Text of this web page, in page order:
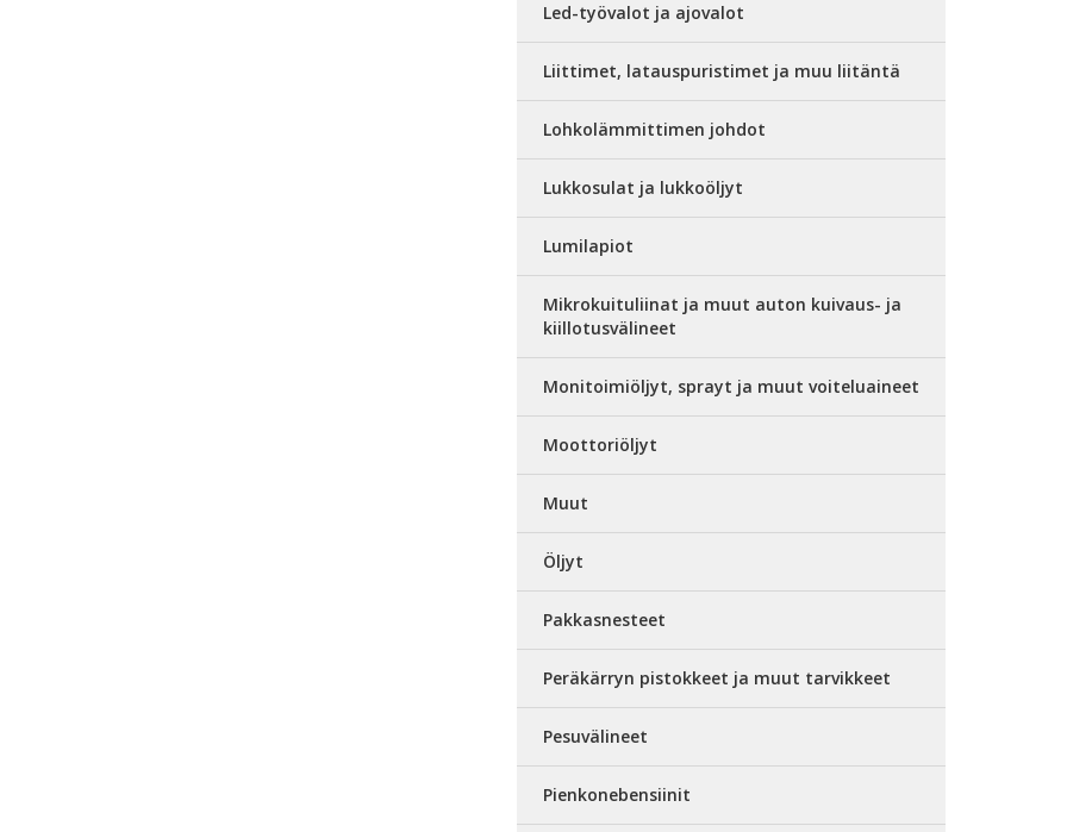
Led-työvalot ja ajovalot
Liittimet, latauspuristimet ja muu liitäntä
Lohkolämmittimen johdot
Lukkosulat ja lukkoöljyt
Lumilapiot
Mikrokuituliinat ja muut auton kuivaus- ja
kiillotusvälineet
Monitoimiöljyt, sprayt ja muut voiteluaineet
Moottoriöljyt
Muut
Öljyt
Pakkasnesteet
Peräkärryn pistokkeet ja muut tarvikkeet
Pesuvälineet
Pienkonebensiinit